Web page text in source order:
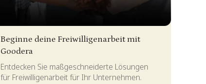
Beginne deine Freiwilligenarbeit mit
Goodera
Entdecken Sie maßgeschneiderte Lösungen
für Freiwilligenarbeit für Ihr Unternehmen.